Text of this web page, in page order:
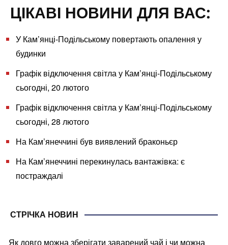
ЦІКАВІ НОВИНИ ДЛЯ ВАС:
У Кам’янці-Подільському повертають опалення у
будинки
Графік відключення світла у Кам’янці-Подільському
сьогодні, 20 лютого
Графік відключення світла у Кам’янці-Подільському
сьогодні, 28 лютого
На Кам’янеччині був виявлений браконьєр
На Кам’янеччині перекинулась вантажівка: є
постраждалі
СТРІЧКА НОВИН
Як довго можна зберігати заварений чай і чи можна